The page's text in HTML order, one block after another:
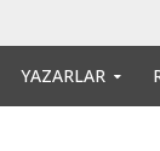
YAZARLAR